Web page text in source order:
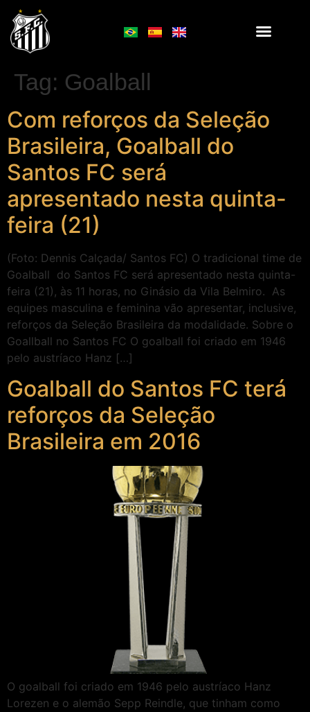
Tag: Goalball
Com reforços da Seleção
Brasileira, Goalball do
Santos FC será
apresentado nesta quinta-
feira (21)
(Foto: Dennis Calçada/ Santos FC) O tradicional time de
Goalball do Santos FC será apresentado nesta quinta-
feira (21), às 11 horas, no Ginásio da Vila Belmiro. As
equipes masculina e feminina vão apresentar, inclusive,
reforços da Seleção Brasileira da modalidade. Sobre o
Goallball no Santos FC O goalball foi criado em 1946
pelo austríaco Hanz […]
Goalball do Santos FC terá
reforços da Seleção
Brasileira em 2016
O goalball foi criado em 1946 pelo austríaco Hanz
Lorezen e o alemão Sepp Reindle, que tinham como